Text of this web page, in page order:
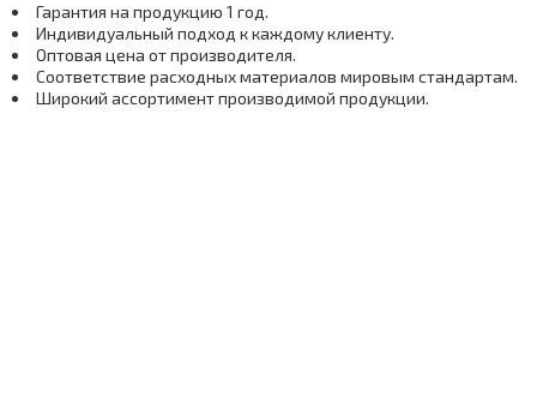
Гарантия на продукцию 1 год.
Индивидуальный подход к каждому клиенту.
Оптовая цена от производителя.
Соответствие расходных материалов мировым стандартам.
Широкий ассортимент производимой продукции.